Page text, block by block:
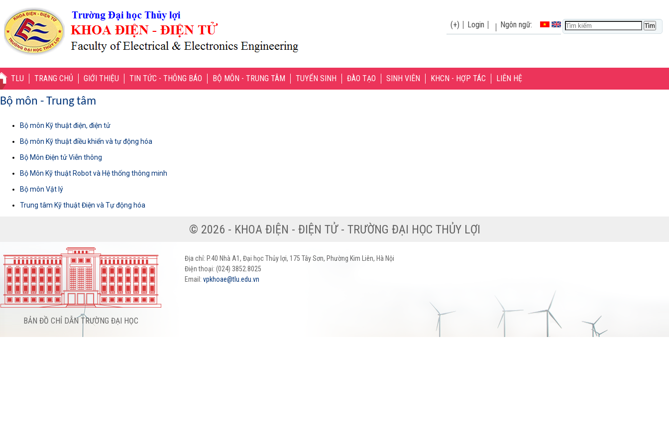
(+) Login Ngôn ngữ:
TLU TRANG CHỦ GIỚI THIỆU TIN TỨC - THÔNG BÁO BỘ MÔN - TRUNG TÂM TUYỂN SINH ĐÀO TẠO SINH VIÊN KHCN - HỢP TÁC LIÊN HỆ
Bộ môn - Trung tâm
Bộ môn Kỹ thuật điện, điện tử
Bộ môn Kỹ thuật điều khiển và tự động hóa
Bộ Môn Điện tử Viễn thông
Bộ Môn Kỹ thuật Robot và Hệ thống thông minh
Bộ môn Vật lý
Trung tâm Kỹ thuật Điện và Tự động hóa
© 2026 - KHOA ĐIỆN - ĐIỆN TỬ - TRƯỜNG ĐẠI HỌC THỦY LỢI
BẢN ĐỒ CHỈ DẪN TRƯỜNG ĐẠI HỌC
Địa chỉ: P.40 Nhà A1, Đại học Thủy lợi, 175 Tây Sơn, Phường Kim Liên, Hà Nội
Điện thoại: (024) 3852.8025
Email: vpkhoae@tlu.edu.vn